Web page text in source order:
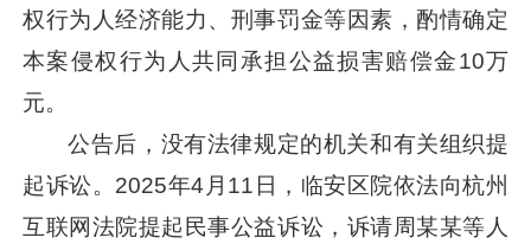
权行为人经济能力、刑事罚金等因素，酌情确定
本案侵权行为人共同承担公益损害赔偿金10万
元。
公告后，没有法律规定的机关和有关组织提
起诉讼。2025年4月11日，临安区院依法向杭州
互联网法院提起民事公益诉讼，诉请周某某等人